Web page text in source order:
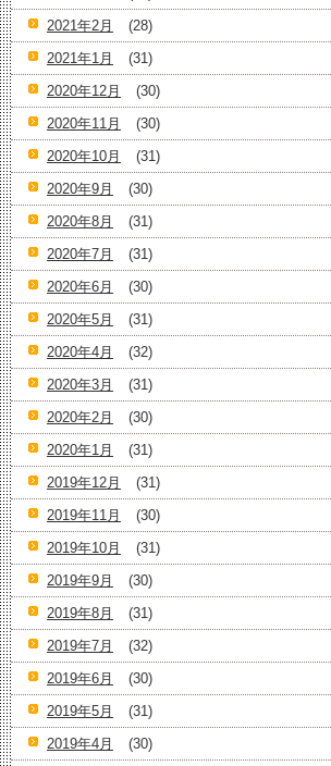
2021年2月
(28)
2021年1月
(31)
2020年12月
(30)
2020年11月
(30)
2020年10月
(31)
2020年9月
(30)
2020年8月
(31)
2020年7月
(31)
2020年6月
(30)
2020年5月
(31)
2020年4月
(32)
2020年3月
(31)
2020年2月
(30)
2020年1月
(31)
2019年12月
(31)
2019年11月
(30)
2019年10月
(31)
2019年9月
(30)
2019年8月
(31)
2019年7月
(32)
2019年6月
(30)
2019年5月
(31)
2019年4月
(30)